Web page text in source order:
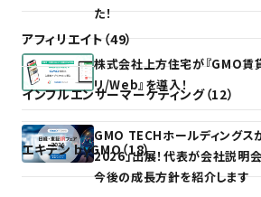
アフィリエイト（49）
インフルエンサーマーケティング（12）
エキテン byGMO（18）
た！
株式会社上方住宅が『GMO賃
リ/Web』を導入！
GMO TECHホールディングス
2026」出展！代表が会社説明
今後の成長方針を紹介します